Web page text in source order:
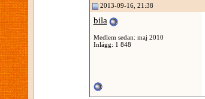
2013-09-16, 21:38
bila
Medlem sedan: maj 2010
Inlägg: 1 848